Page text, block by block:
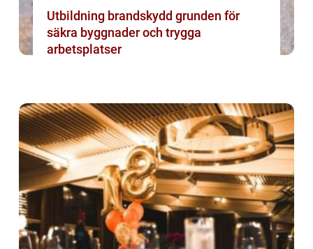
Utbildning brandskydd grunden för
säkra byggnader och trygga
arbetsplatser